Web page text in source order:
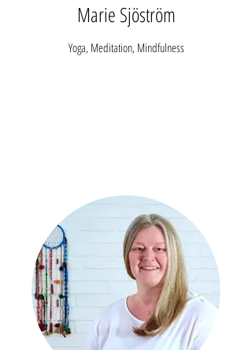
Marie Sjöström
Yoga, Meditation, Mindfulness